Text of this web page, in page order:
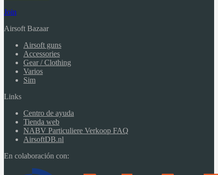
Join
Airsoft Bazaar
Airsoft guns
Accessories
Gear / Clothing
Varios
Sim
Links
Centro de ayuda
Tienda web
NABV Particuliere Verkoop FAQ
AirsoftDB.nl
En colaboración con: